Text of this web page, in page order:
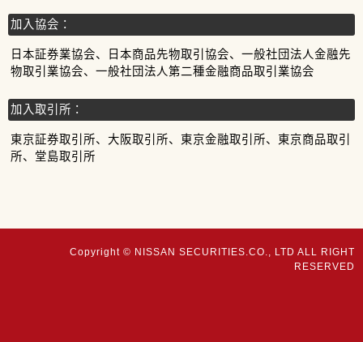
加入協会：
日本証券業協会、日本商品先物取引協会、一般社団法人金融先
物取引業協会、一般社団法人第二種金融商品取引業協会
加入取引所：
東京証券取引所、大阪取引所、東京金融取引所、東京商品取引
所、堂島取引所
Copyright © NISSAN SECURITIES.CO., LTD ALL RIGHT
RESERVED